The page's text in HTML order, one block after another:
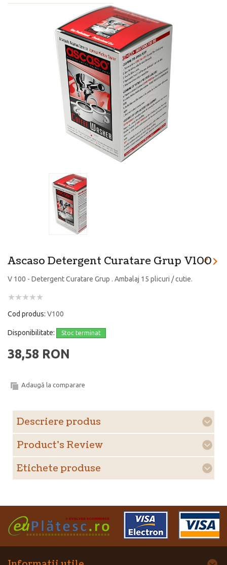
Ascaso Detergent Curatare Grup V100
V 100 - Detergent Curatare Grup . Ambalaj 15 plicuri / cutie.
Cod produs: V100
Disponibilitate: Stoc terminat
38,58 RON
Adaugă la comparare
Descriere produs
Product's Review
Etichete produse